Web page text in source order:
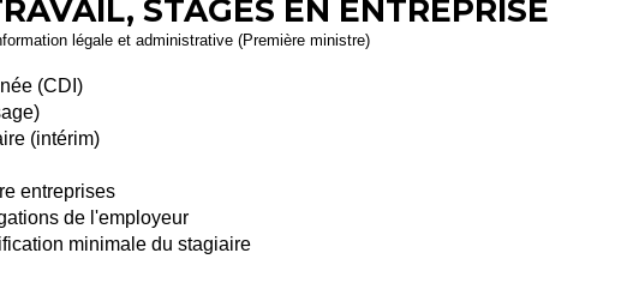
STAGES EN ENTREPRISE
légale et administrative (Première ministre)
(CDI)
(intérim)
entreprises
de l'employeur
minimale du stagiaire